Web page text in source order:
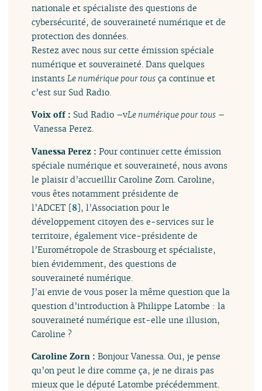
nationale et spécialiste des questions de
cybersécurité, de souveraineté numérique et de
protection des données.
Restez avec nous sur cette émission spéciale
numérique et souveraineté. Dans quelques
instantsLe numérique pour tous ça continue et
c’est sur Sud Radio.
Voix off : Sud Radio –vLe numérique pour tous –
Vanessa Perez.
Vanessa Perez :Pour continuer cette émission
spéciale numérique et souveraineté, nous avons
le plaisir d’accueillir Caroline Zorn. Caroline,
vous êtes notamment présidente de
l’ADCET [8], l’Association pour le
développement citoyen des e-services sur le
territoire, également vice-présidente de
l’Eurométropole de Strasbourg et spécialiste,
bien évidemment, des questions de
souveraineté numérique.
J’ai envie de vous poser la même question que la
question d’introduction à Philippe Latombe : la
souveraineté numérique est-elle une illusion,
Caroline ?
Caroline Zorn :Bonjour Vanessa. Oui, je pense
qu’on peut le dire comme ça, je ne dirais pas
mieux que le député Latombe précédemment.